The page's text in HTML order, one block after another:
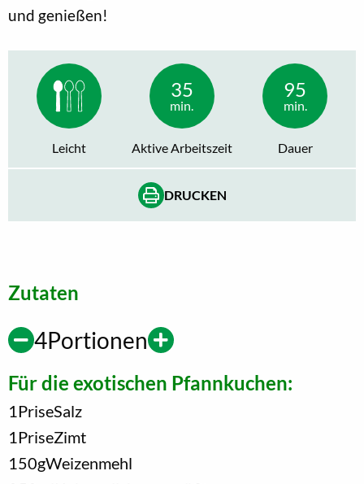
und genießen!
Leicht
35
min.
Aktive Arbeitszeit
95
min.
Dauer
DRUCKEN
Zutaten
4Portionen
Für die exotischen Pfannkuchen:
1 PriseSalz
1 PriseZimt
150gWeizenmehl